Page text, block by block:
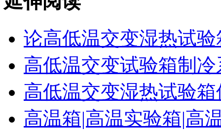
论高低温交变湿热试验
高低温交变试验箱制冷
高低温交变湿热试验箱
高温箱|高温实验箱|高